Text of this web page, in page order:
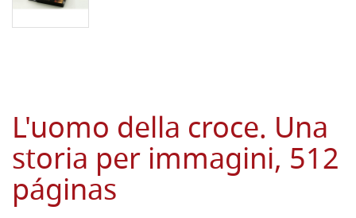
L'uomo della croce. Una
storia per immagini, 512
páginas